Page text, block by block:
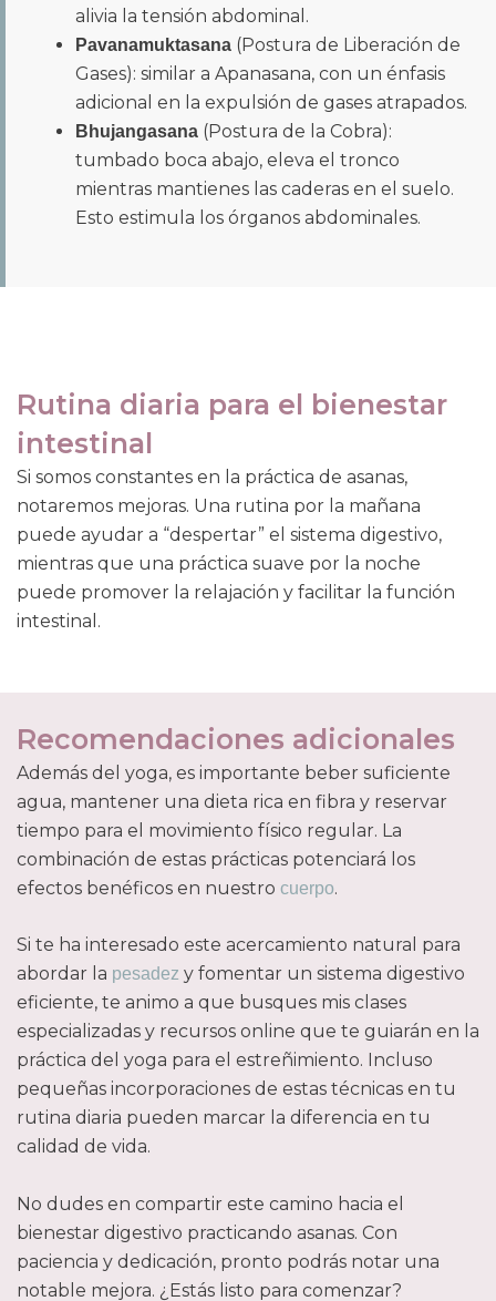
alivia la tensión abdominal.
Pavanamuktasana (Postura de Liberación de
Gases): similar a Apanasana, con un énfasis
adicional en la expulsión de gases atrapados.
Bhujangasana (Postura de la Cobra):
tumbado boca abajo, eleva el tronco
mientras mantienes las caderas en el suelo.
Esto estimula los órganos abdominales.
Rutina diaria para el bienestar
intestinal
Si somos constantes en la práctica de asanas,
notaremos mejoras. Una rutina por la mañana
puede ayudar a “despertar” el sistema digestivo,
mientras que una práctica suave por la noche
puede promover la relajación y facilitar la función
intestinal.
Recomendaciones adicionales
Además del yoga, es importante beber suficiente
agua, mantener una dieta rica en fibra y reservar
tiempo para el movimiento físico regular. La
combinación de estas prácticas potenciará los
efectos benéficos en nuestro cuerpo.
Si te ha interesado este acercamiento natural para
abordar la pesadez y fomentar un sistema digestivo
eficiente, te animo a que busques mis clases
especializadas y recursos online que te guiarán en la
práctica del yoga para el estreñimiento. Incluso
pequeñas incorporaciones de estas técnicas en tu
rutina diaria pueden marcar la diferencia en tu
calidad de vida.
No dudes en compartir este camino hacia el
bienestar digestivo practicando asanas. Con
paciencia y dedicación, pronto podrás notar una
notable mejora. ¿Estás listo para comenzar?